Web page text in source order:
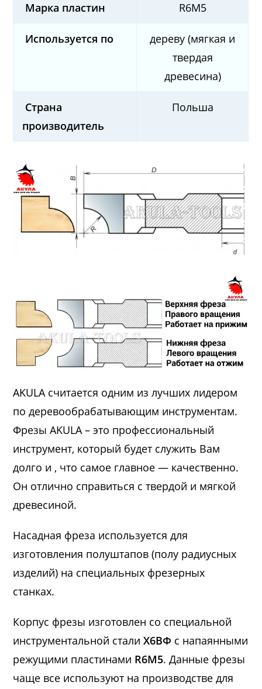
Марка пластин R6M5
Используется по
дереву (мягкая и
твердая
древесина)
Страна
производитель
Польша
AKULA считается одним из лучших лидером
по деревообрабатывающим инструментам.
Фрезы AKULA – это профессиональный
инструмент, который будет служить Вам
долго и , что самое главное — качественно.
Он отлично справиться с твердой и мягкой
древесиной.
Насадная фреза используется для
изготовления полуштапов (полу радиусных
изделий) на специальных фрезерных
станках.
Корпус фрезы изготовлен со специальной
инструментальной сталиХ6ВФ с напаянными
режущими пластинами R6M5. Данные фрезы
чаще все используют на производстве для